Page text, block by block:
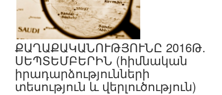
ՔԱՂԱՔԱԿԱՆՈՒԹՅՈՒՆԸ 2016Թ.
ՍԵՊՏԵՄԲԵՐԻՆ (հիմնական
իրադարձությունների
տեսություն և վերլուծություն)